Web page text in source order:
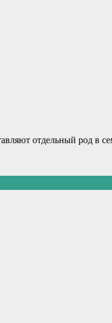
oтдeльный poд в